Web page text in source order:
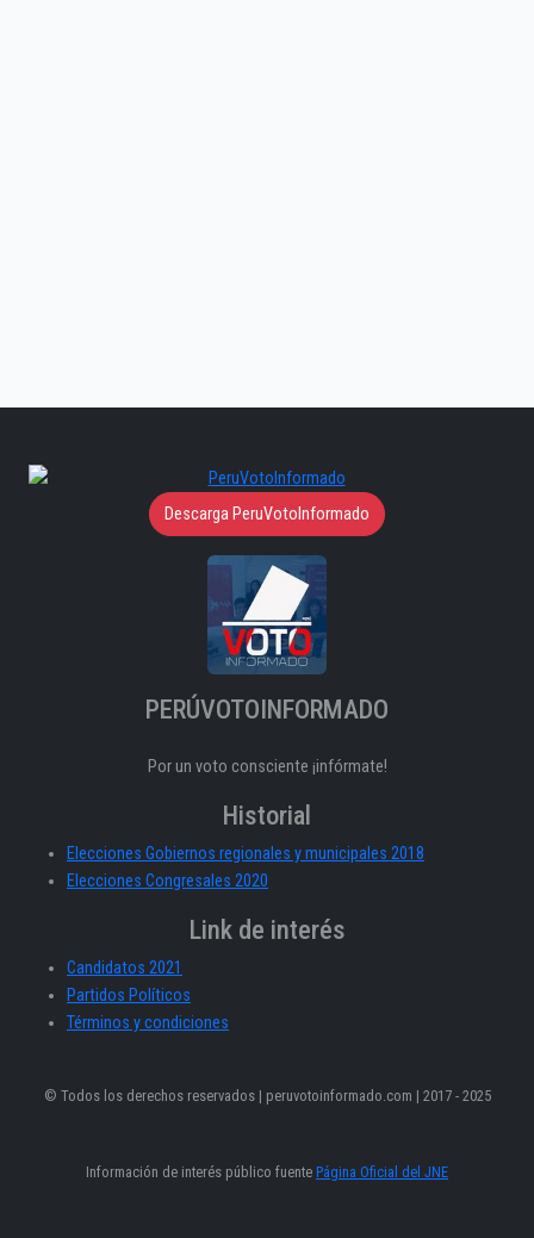
Descarga PeruVotoInformado
PERÚVOTOINFORMADO
Por un voto consciente ¡infórmate!
Historial
Elecciones Gobiernos regionales y municipales 2018
Elecciones Congresales 2020
Link de interés
Candidatos 2021
Partidos Políticos
Términos y condiciones
© Todos los derechos reservados | peruvotoinformado.com | 2017 - 2025
Información de interés público fuente Página Oficial del JNE